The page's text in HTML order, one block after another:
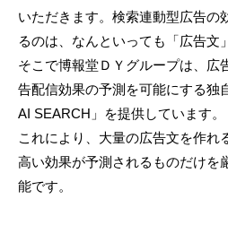
いただきます。検索連動型広告の
るのは、なんといっても「広告文
そこで博報堂ＤＹグループは、広
告配信効果の予測を可能にする独
AI SEARCH」を提供しています。
これにより、大量の広告文を作れ
高い効果が予測されるものだけを
能です。